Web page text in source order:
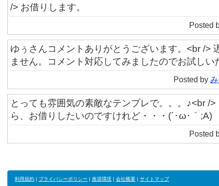
/> お借りします。
Posted
ゆぅさんコメントありがとうございます。<br />
ません。コメント対応してみましたのでお試しい
Posted by
とっても雰囲気の素敵なテンプレで。。。♪<br /
ら、お借りしたいのですけれど・・・(´･ω･｀;A)
Posted
利用規約 | プライバシーポリシー | 推奨環境 | 会社概要 | サイトマップ